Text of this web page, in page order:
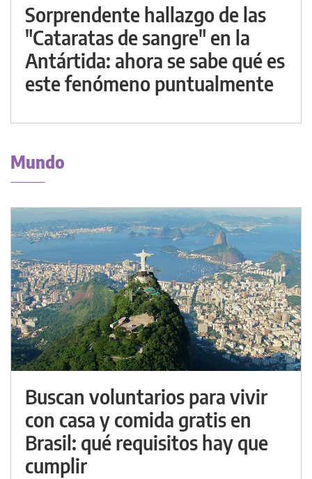
Sorprendente hallazgo de las
"Cataratas de sangre" en la
Antártida: ahora se sabe qué es
este fenómeno puntualmente
Mundo
Buscan voluntarios para vivir
con casa y comida gratis en
Brasil: qué requisitos hay que
cumplir